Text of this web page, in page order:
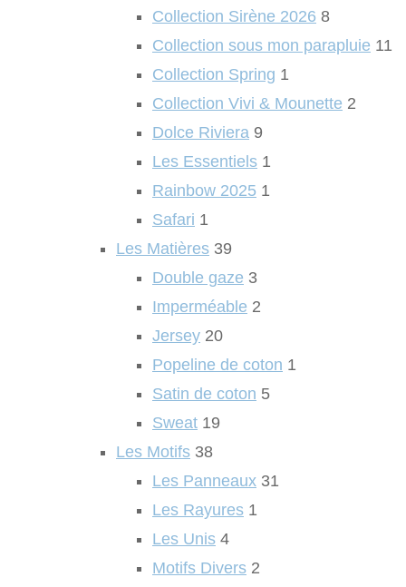
Collection Sirène 2026 8
Collection sous mon parapluie 11
Collection Spring 1
Collection Vivi & Mounette 2
Dolce Riviera 9
Les Essentiels 1
Rainbow 2025 1
Safari 1
Les Matières 39
Double gaze 3
Imperméable 2
Jersey 20
Popeline de coton 1
Satin de coton 5
Sweat 19
Les Motifs 38
Les Panneaux 31
Les Rayures 1
Les Unis 4
Motifs Divers 2